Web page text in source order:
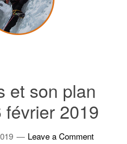
et son plan
février 2019
Leave a Comment